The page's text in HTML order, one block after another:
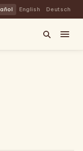
English Deutsch